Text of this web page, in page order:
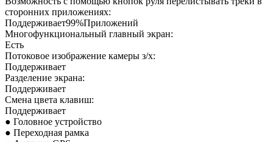
сторонних приложениях:
Поддерживает99%Приложений
Многофункциональный главный экран:
Есть
Потоковое изображение камеры з/х:
Поддерживает
Разделение экрана:
Поддерживает
Смена цвета клавиш:
Поддерживает
● Головное устройство
● Переходная рамка